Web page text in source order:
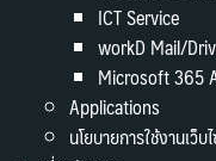
ICT Service
workD Mail/
Microsoft 365
Applications
นโยบายการใช้งานเว็บ